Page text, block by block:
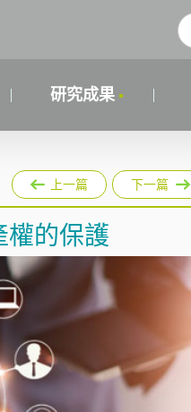
研究成果
上一篇 下一篇
權的保護